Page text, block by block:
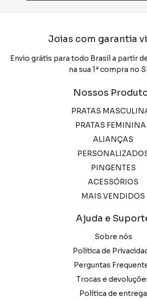
Joias com garantia
Envio grátis para todo Brasil a partir
na sua 1ª compra no
Nossos
PRATAS
PRATAS
ALIANÇAS
PINGENTES
ACESSÓRIOS
MAIS VENDIDOS
Ajuda e
Sobre nós
Política de
Perguntas
Trocas e
Política de entrega